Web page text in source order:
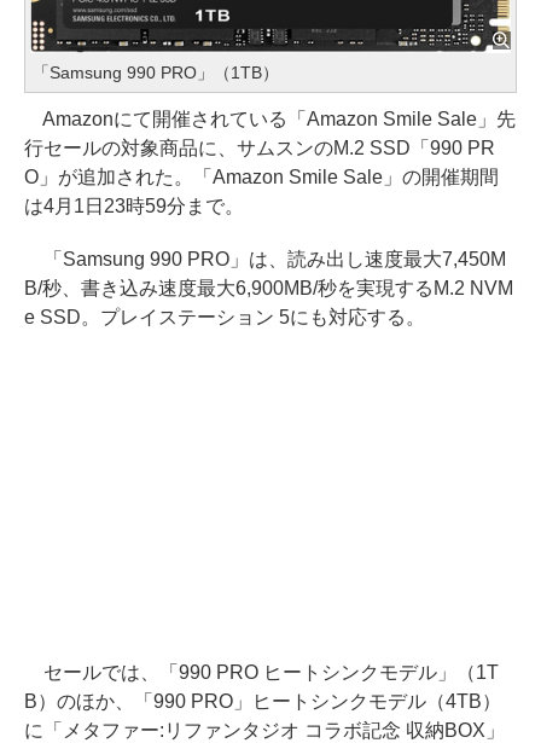
「Samsung 990 PRO」（1TB）
Amazonにて開催されている「Amazon Smile Sale」先
行セールの対象商品に、サムスンのM.2 SSD「990 PR
O」が追加された。「Amazon Smile Sale」の開催期間
は4月1日23時59分まで。
「Samsung 990 PRO」は、読み出し速度最大7,450M
B/秒、書き込み速度最大6,900MB/秒を実現するM.2 NVM
e SSD。プレイステーション 5にも対応する。
セールでは、「990 PRO ヒートシンクモデル」（1T
B）のほか、「990 PRO」ヒートシンクモデル（4TB）
に「メタファー:リファンタジオ コラボ記念 収納BOX」